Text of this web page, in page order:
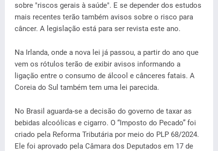
sobre "riscos gerais à saúde". E se depender dos estudos
mais recentes terão também avisos sobre o risco para
câncer. A legislação está para ser revista este ano.
Na Irlanda, onde a nova lei já passou, a partir do ano que
vem os rótulos terão de exibir avisos informando a
ligação entre o consumo de álcool e cânceres fatais. A
Coreia do Sul também tem uma lei parecida.
No Brasil aguarda-se a decisão do governo de taxar as
bebidas alcoólicas e cigarro. O “Imposto do Pecado” foi
criado pela Reforma Tributária por meio do PLP 68/2024.
Ele foi aprovado pela Câmara dos Deputados em 17 de